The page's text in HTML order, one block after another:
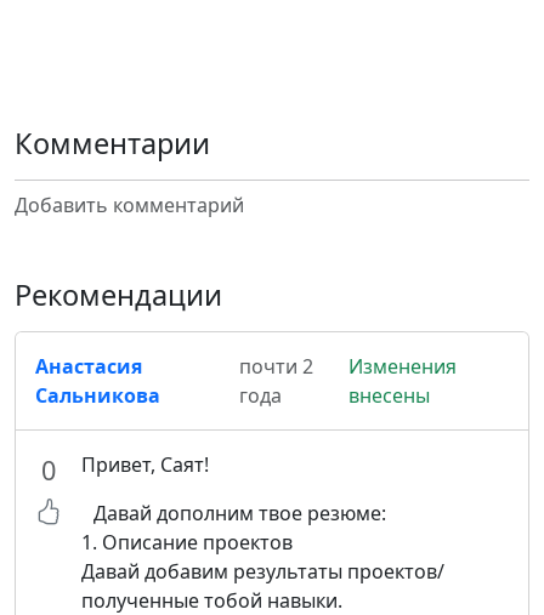
Комментарии
Добавить комментарий
Рекомендации
Анастасия
Сальникова
почти 2
года
Изменения
внесены
0
Привет, Саят!
Давай дополним твое резюме:
1. Описание проектов
Давай добавим результаты проектов/
полученные тобой навыки.